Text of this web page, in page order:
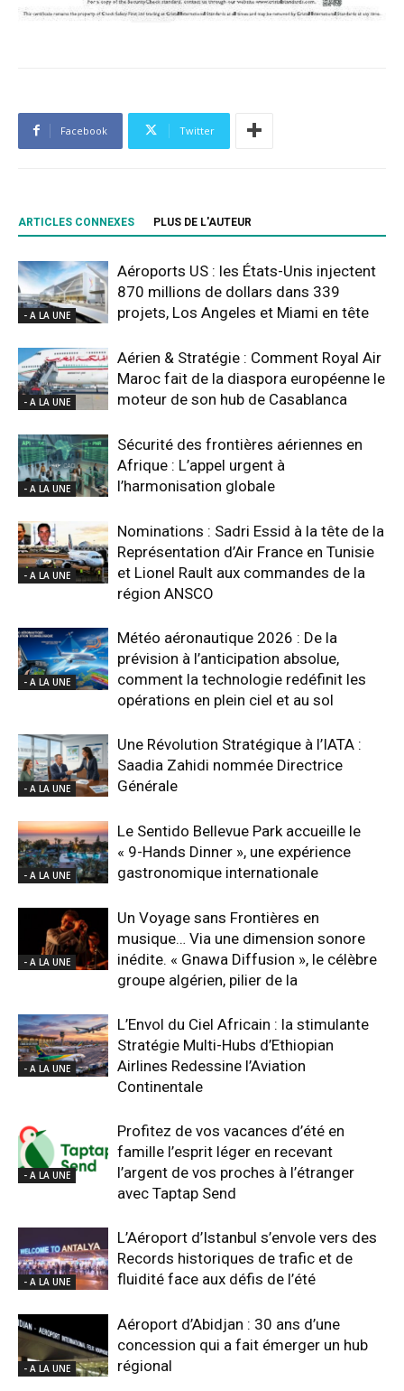
Facebook Twitter
ARTICLES CONNEXES PLUS DE L'AUTEUR
- A LA UNE
Aéroports US : les États-Unis injectent
870 millions de dollars dans 339
projets, Los Angeles et Miami en tête
- A LA UNE
Aérien & Stratégie : Comment Royal Air
Maroc fait de la diaspora européenne le
moteur de son hub de Casablanca
- A LA UNE
Sécurité des frontières aériennes en
Afrique : L’appel urgent à
l’harmonisation globale
- A LA UNE
Nominations : Sadri Essid à la tête de la
Représentation d’Air France en Tunisie
et Lionel Rault aux commandes de la
région ANSCO
- A LA UNE
Météo aéronautique 2026 : De la
prévision à l’anticipation absolue,
comment la technologie redéfinit les
opérations en plein ciel et au sol
- A LA UNE
Une Révolution Stratégique à l’IATA :
Saadia Zahidi nommée Directrice
Générale
- A LA UNE
Le Sentido Bellevue Park accueille le
« 9-Hands Dinner », une expérience
gastronomique internationale
- A LA UNE
Un Voyage sans Frontières en
musique… Via une dimension sonore
inédite. « Gnawa Diffusion », le célèbre
groupe algérien, pilier de la
- A LA UNE
L’Envol du Ciel Africain : la stimulante
Stratégie Multi-Hubs d’Ethiopian
Airlines Redessine l’Aviation
Continentale
- A LA UNE
Profitez de vos vacances d’été en
famille l’esprit léger en recevant
l’argent de vos proches à l’étranger
avec Taptap Send
- A LA UNE
L’Aéroport d’Istanbul s’envole vers des
Records historiques de trafic et de
fluidité face aux défis de l’été
- A LA UNE
Aéroport d’Abidjan : 30 ans d’une
concession qui a fait émerger un hub
régional